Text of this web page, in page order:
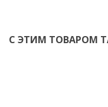
С ЭТИМ ТОВАРОМ